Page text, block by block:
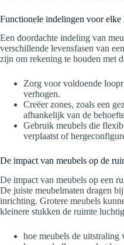
Functionele indelingen voor elke
Een doordachte indeling van
verschillende levensfasen van
zijn om rekening te houden met
Zorg voor voldoende
verhogen.
Creëer zones, zoals een
afhankelijk van de
Gebruik meubels die
verplaatst of
De impact van meubels op de
De impact van meubels op een
De juiste meubelmaten dragen
inrichting. Grotere meubels
kleinere stukken de ruimte
hoe meubels de uitstraling